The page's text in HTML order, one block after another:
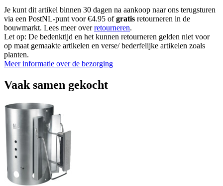
Je kunt dit artikel binnen 30 dagen na aankoop naar ons terugsturen
via een PostNL-punt voor €4.95 ofgratis retourneren in de
bouwmarkt. Lees meer overretourneren.
Let op: De bedenktijd en het kunnen retourneren gelden niet voor
op maat gemaakte artikelen en verse/ bederfelijke artikelen zoals
planten.
Meer informatie over de bezorging
Vaak samen gekocht